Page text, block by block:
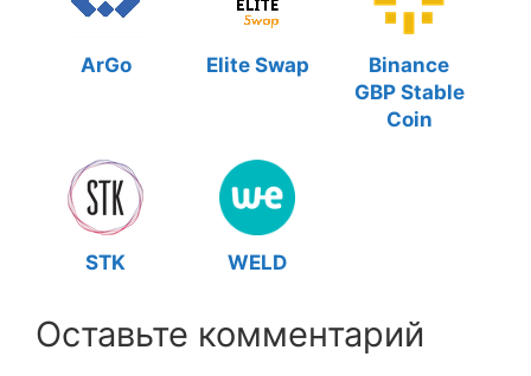
ArGo Elite Swap
Binance
GBP Stable
Coin
STK WELD
Оставьте комментарий